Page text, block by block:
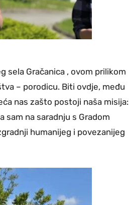
sela Gračanica , ovom prilikom
– porodicu. Biti ovdje, među
nas zašto postoji naša misija:
sam na saradnju s Gradom
humanijeg i povezanijeg